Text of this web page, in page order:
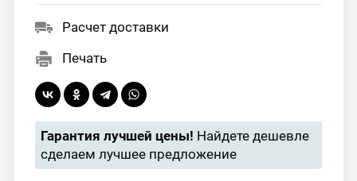
Расчет доставки
Печать
Гарантия лучшей цены! Найдете дешевле
сделаем лучшее предложение